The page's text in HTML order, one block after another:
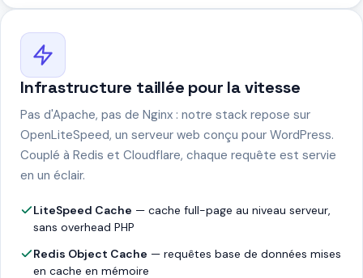
Infrastructure taillée pour la vitesse
Pas d'Apache, pas de Nginx : notre stack repose sur
OpenLiteSpeed, un serveur web conçu pour WordPress.
Couplé à Redis et Cloudflare, chaque requête est servie
en un éclair.
LiteSpeed Cache — cache full-page au niveau serveur,
sans overhead PHP
Redis Object Cache — requêtes base de données mises
en cache en mémoire